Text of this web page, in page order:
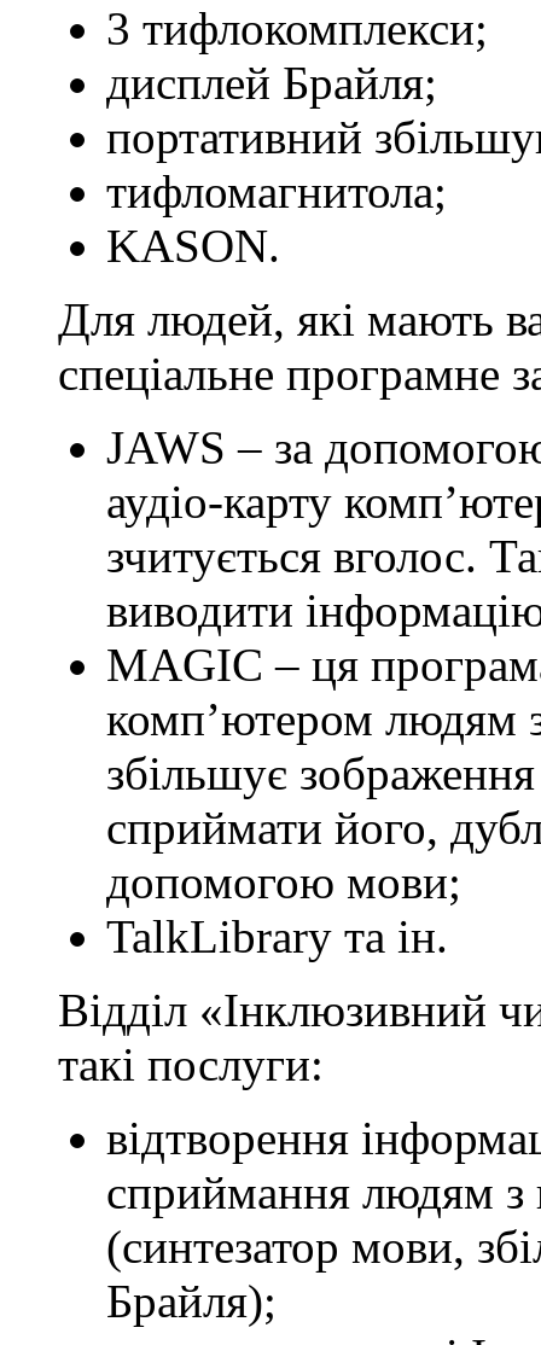
3 тифлокомплекси;
дисплей Брайля;
портативний
тифломагнитола;
KASON.
Для людей, які мають
спеціальне програмне
JAWS – за
аудіо-карту
зчитується вголос.
виводити
MAGIC – ця
комп’ютером людям
збільшує
сприймати його,
допомогою мови;
TalkLibrary та ін.
Відділ «Інклюзивний
такі послуги:
відтворення
сприймання людям з
(синтезатор мови,
Брайля);